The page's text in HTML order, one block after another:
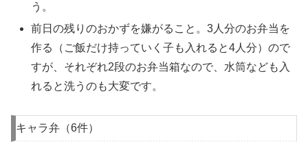
う。
前日の残りのおかずを嫌がること。3人分のお弁当を
作る（ご飯だけ持っていく子も入れると4人分）ので
すが、それぞれ2段のお弁当箱なので、水筒なども入
れると洗うのも大変です。
キャラ弁（6件）